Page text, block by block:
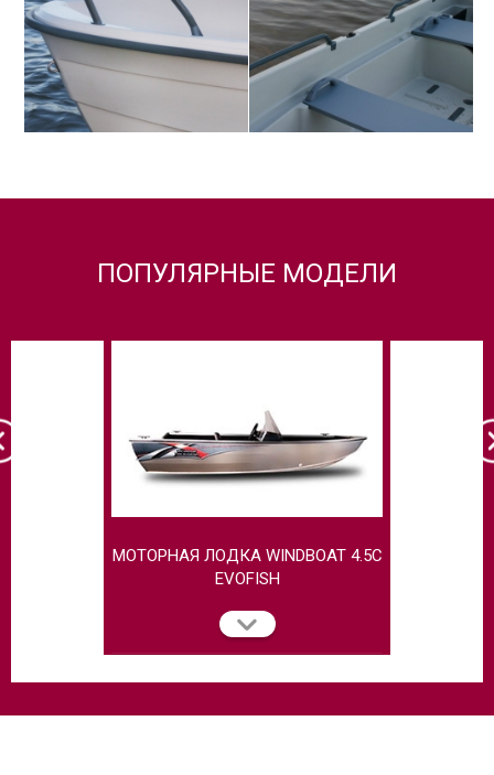
ПОПУЛЯРНЫЕ МОДЕЛИ
МОТОРНАЯ ЛОДКА WINDBOAT 4.5C
EVOFISH